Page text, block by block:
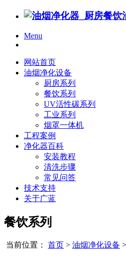
Menu
网站首页
油烟净化设备
厨房系列
餐饮系列
UV活性碳系列
工业系列
烟罩一体机
工程案例
净化器百科
安装教程
清洗步骤
常见问答
技术支持
关于广蓝
餐饮系列
当前位置： 首页 > 油烟净化设备 >